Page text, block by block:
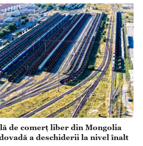
de comerț liber din Mongolia
a deschiderii la nivel înalt